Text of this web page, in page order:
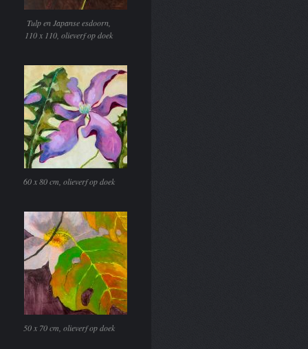
Tulp en Japanse esdoorn,
110 x 110, olieverf op doek
60 x 80 cm, olieverf op doek
50 x 70 cm, olieverf op doek